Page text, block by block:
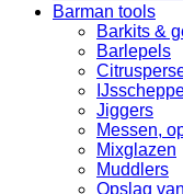
Barman tools
Barkits &
Barlepels
Jiggers
Messen,
Mixglazen
Muddlers
Opslag